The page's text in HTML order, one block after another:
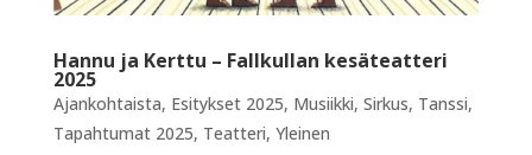
Hannu ja Kerttu – Fallkullan kesäteatteri
2025
Ajankohtaista, Esitykset 2025, Musiikki, Sirkus, Tanssi,
Tapahtumat 2025, Teatteri, Yleinen